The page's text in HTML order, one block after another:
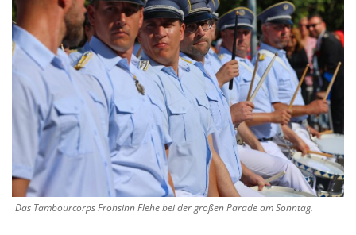
Das Tambourcorps Frohsinn Flehe bei der großen Parade am Sonntag.